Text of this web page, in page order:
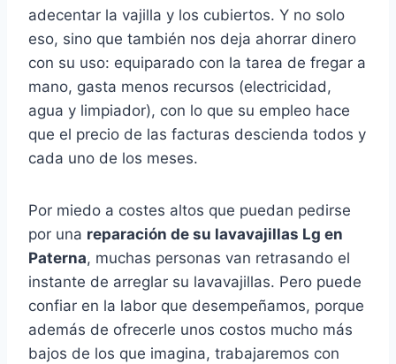
adecentar la vajilla y los cubiertos. Y no solo
eso, sino que también nos deja ahorrar dinero
con su uso: equiparado con la tarea de fregar a
mano, gasta menos recursos (electricidad,
agua y limpiador), con lo que su empleo hace
que el precio de las facturas descienda todos y
cada uno de los meses.
Por miedo a costes altos que puedan pedirse
por una reparación de su lavavajillas Lg en
Paterna, muchas personas van retrasando el
instante de arreglar su lavavajillas. Pero puede
confiar en la labor que desempeñamos, porque
además de ofrecerle unos costos mucho más
bajos de los que imagina, trabajaremos con